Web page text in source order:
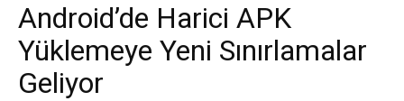
Android’de Harici APK
Yüklemeye Yeni Sınırlamalar
Geliyor